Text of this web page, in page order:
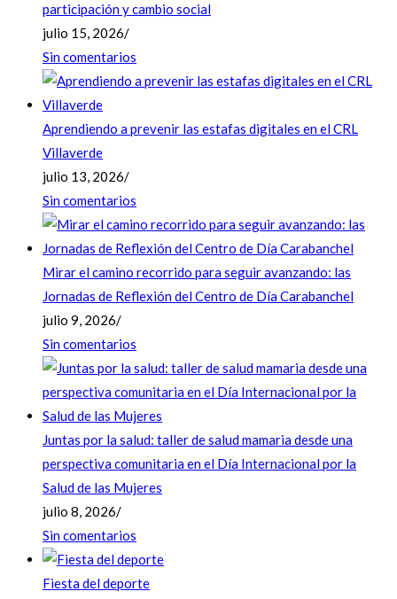
participación y cambio social
julio 15, 2026/
Sin comentarios
Aprendiendo a prevenir las estafas digitales en el CRL
Villaverde
julio 13, 2026/
Sin comentarios
Mirar el camino recorrido para seguir avanzando: las
Jornadas de Reflexión del Centro de Día Carabanchel
julio 9, 2026/
Sin comentarios
Juntas por la salud: taller de salud mamaria desde una
perspectiva comunitaria en el Día Internacional por la
Salud de las Mujeres
julio 8, 2026/
Sin comentarios
Fiesta del deporte